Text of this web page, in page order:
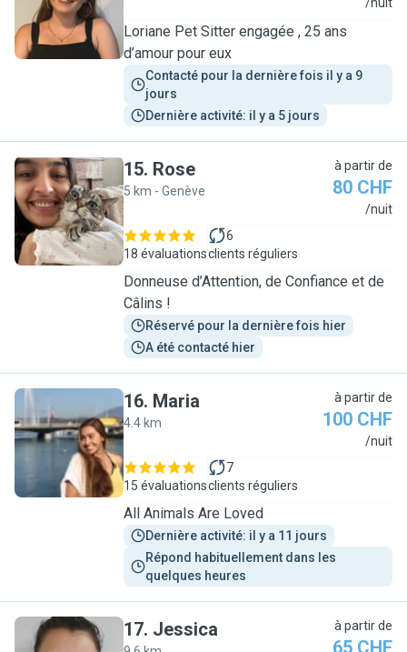
Loriane Pet Sitter engagée , 25 ans
d’amour pour eux
Contacté pour la dernière fois il y a 9
jours
Dernière activité: il y a 5 jours
R
15. Rose
5 km - Genève
à partir de
80 CHF
/nuit
18 évaluations
6
clients réguliers
Donneuse d’Attention, de Confiance et de
Câlins !
Réservé pour la dernière fois hier
A été contacté hier
M
16. Maria
4.4 km
à partir de
100 CHF
/nuit
15 évaluations
7
clients réguliers
All Animals Are Loved
Dernière activité: il y a 11 jours
Répond habituellement dans les
quelques heures
17. Jessica à partir de
65 CHF